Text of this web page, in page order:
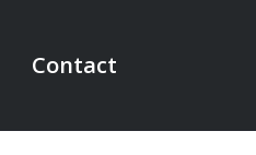
Contact